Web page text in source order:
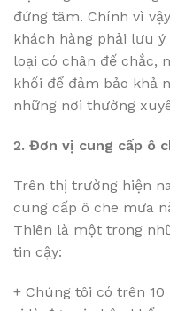
đứng tâm. Chính vì
khách hàng phải lưu
loại có chân đế chắc,
khối để đảm bảo khả
những nơi thường
2. Đơn vị cung cấp ô
Trên thị trường hiện
cung cấp ô che mưa
Thiên là một trong
tin cậy:
+ Chúng tôi có trên